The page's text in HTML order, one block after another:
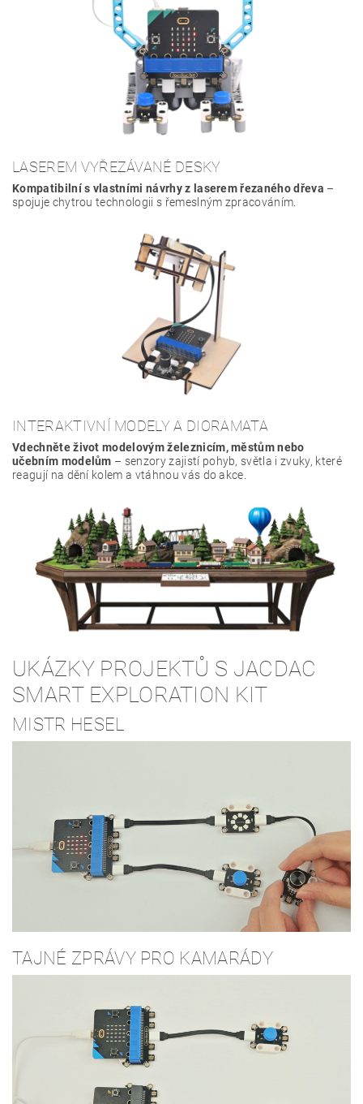
LASEREM VYŘEZÁVANÉ DESKY
Kompatibilní s vlastními návrhy z laserem řezaného dřeva –
spojuje chytrou technologii s řemeslným zpracováním.
INTERAKTIVNÍ MODELY A DIORAMATA
Vdechněte život modelovým železnicím, městům nebo
učebním modelům – senzory zajistí pohyb, světla i zvuky, které
reagují na dění kolem a vtáhnou vás do akce.
UKÁZKY PROJEKTŮ S JACDAC
SMART EXPLORATION KIT
MISTR HESEL
TAJNÉ ZPRÁVY PRO KAMARÁDY